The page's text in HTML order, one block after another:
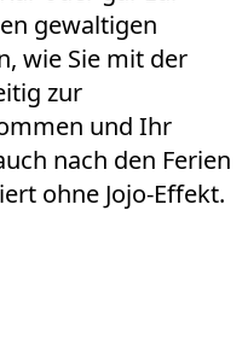
gewaltigen
wie Sie mit der
zur
und Ihr
nach den Ferien
ohne Jojo-Effekt.